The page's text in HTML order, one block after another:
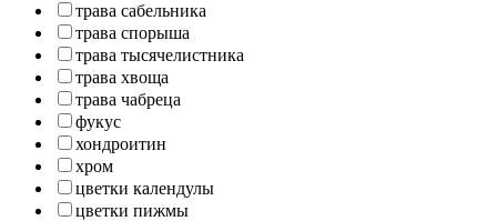
трава сабельника
трава спорыша
трава тысячелистника
трава хвоща
трава чабреца
фукус
хондроитин
хром
цветки календулы
цветки пижмы